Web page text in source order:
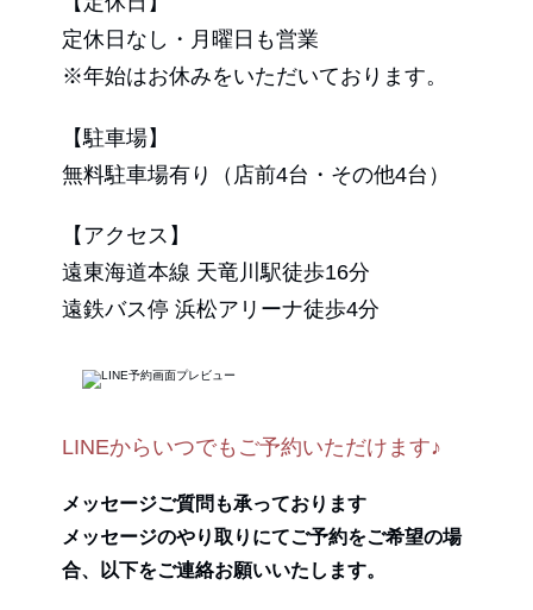
定休日なし・月曜日も営業
※年始はお休みをいただいております。
【駐車場】
無料駐車場有り（店前4台・その他4台）
【アクセス】
遠東海道本線 天竜川駅徒歩16分
遠鉄バス停 浜松アリーナ徒歩4分
LINEからいつでもご予約いただけます♪
メッセージご質問も承っております
メッセージのやり取りにてご予約をご希望の場
合、以下をご連絡お願いいたします。